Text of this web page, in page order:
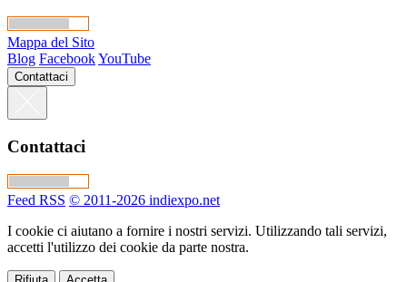
Mappa del Sito
Blog FacebookYouTube
Contattaci
Contattaci
Feed RSS © 2011-2026 indiexpo.net
I cookie ci aiutano a fornire i nostri servizi. Utilizzando tali servizi,
accetti l'utilizzo dei cookie da parte nostra.